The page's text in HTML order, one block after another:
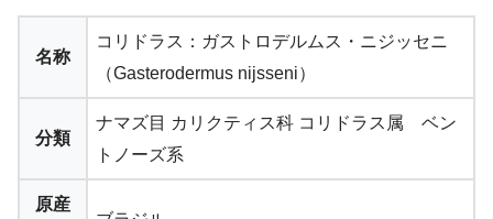
名称
コリドラス：ガストロデルムス・ニジッセニ
（Gasterodermus nijsseni）
分類
ナマズ目 カリクティス科 コリドラス属 ベン
トノーズ系
原産